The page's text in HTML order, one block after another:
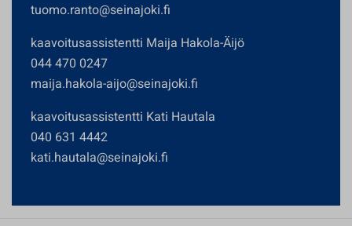
tuomo.ranto@seinajoki.fi
kaavoitusassistentti Maija Hakola-Äijö
044 470 0247
maija.hakola-aijo@seinajoki.fi
kaavoitusassistentti Kati Hautala
040 631 4442
kati.hautala@seinajoki.fi